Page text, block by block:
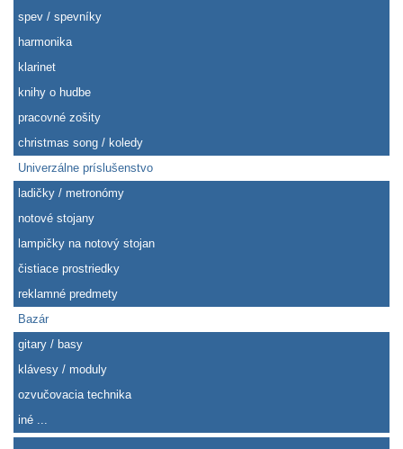
spev / spevníky
harmonika
klarinet
knihy o hudbe
pracovné zošity
christmas song / koledy
Univerzálne príslušenstvo
ladičky / metronómy
notové stojany
lampičky na notový stojan
čistiace prostriedky
reklamné predmety
Bazár
gitary / basy
klávesy / moduly
ozvučovacia technika
iné ...